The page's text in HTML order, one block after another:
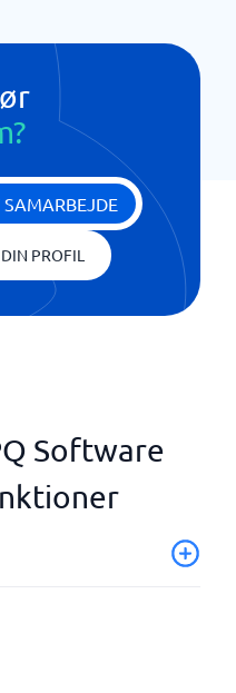
PROFIL
Software